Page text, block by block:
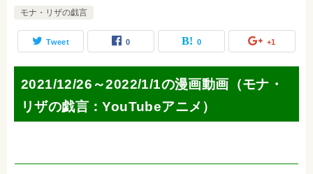
モナ・リザの戯言
Tweet 0 0 +1
2021/12/26～2022/1/1の漫画動画（モナ・
リザの戯言：YouTubeアニメ）